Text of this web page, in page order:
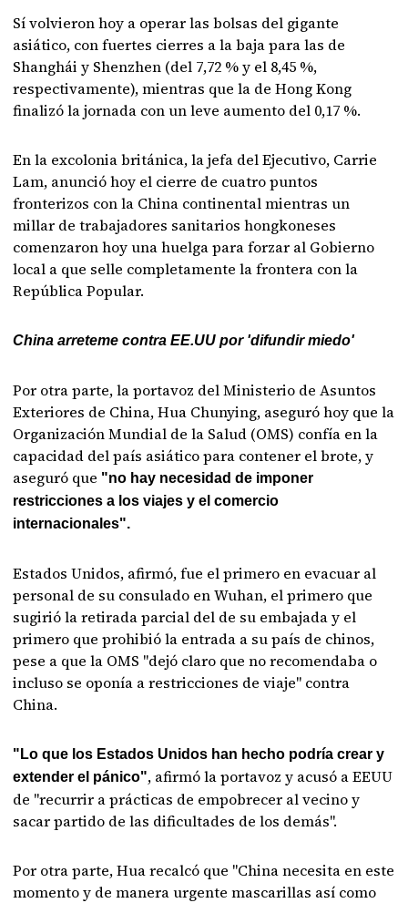
Sí volvieron hoy a operar las bolsas del gigante
asiático, con fuertes cierres a la baja para las de
Shanghái y Shenzhen (del 7,72 % y el 8,45 %,
respectivamente), mientras que la de Hong Kong
finalizó la jornada con un leve aumento del 0,17 %.
En la excolonia británica, la jefa del Ejecutivo, Carrie
Lam, anunció hoy el cierre de cuatro puntos
fronterizos con la China continental mientras un
millar de trabajadores sanitarios hongkoneses
comenzaron hoy una huelga para forzar al Gobierno
local a que selle completamente la frontera con la
República Popular.
China arreteme contra EE.UU por 'difundir miedo'
Por otra parte, la portavoz del Ministerio de Asuntos
Exteriores de China, Hua Chunying, aseguró hoy que la
Organización Mundial de la Salud (OMS) confía en la
capacidad del país asiático para contener el brote, y
aseguró que "no hay necesidad de imponer
restricciones a los viajes y el comercio
internacionales".
Estados Unidos, afirmó, fue el primero en evacuar al
personal de su consulado en Wuhan, el primero que
sugirió la retirada parcial del de su embajada y el
primero que prohibió la entrada a su país de chinos,
pese a que la OMS "dejó claro que no recomendaba o
incluso se oponía a restricciones de viaje" contra
China.
"Lo que los Estados Unidos han hecho podría crear y
extender el pánico", afirmó la portavoz y acusó a EEUU
de "recurrir a prácticas de empobrecer al vecino y
sacar partido de las dificultades de los demás".
Por otra parte, Hua recalcó que "China necesita en este
momento y de manera urgente mascarillas así como